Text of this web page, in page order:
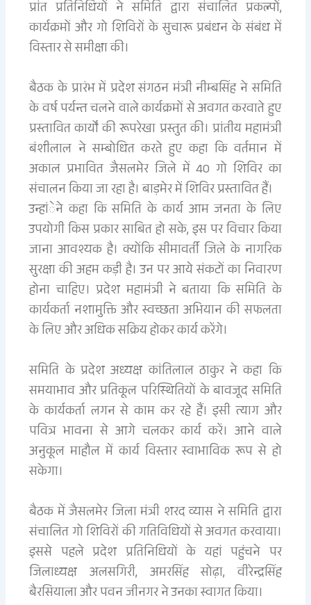
प्रांत प्रतिनिधियों ने समिति द्वारा संचालित प्रकल्पों,
कार्यक्रमों और गो शिविरों के सुचारू प्रबंधन के संबंध में
विस्तार से समीक्षा की।
बैठक के प्रारंभ में प्रदेश संगठन मंत्री नीम्बसिंह ने समिति
के वर्ष पर्यन्त चलने वाले कार्यक्रमों से अवगत करवाते हुए
प्रस्तावित कार्यों की रूपरेखा प्रस्तुत की। प्रांतीय महामंत्री
बंशीलाल ने सम्बोधित करते हुए कहा कि वर्तमान में
अकाल प्रभावित जैसलमेर जिले में 40 गो शिविर का
संचालन किया जा रहा है। बाड़मेर में शिविर प्रस्तावित हैं।
उन्हांेने कहा कि समिति के कार्य आम जनता के लिए
उपयोगी किस प्रकार साबित हो सके, इस पर विचार किया
जाना आवश्यक है। क्योंकि सीमावर्ती जिले के नागरिक
सुरक्षा की अहम कड़ी है। उन पर आये संकटों का निवारण
होना चाहिए। प्रदेश महामंत्री ने बताया कि समिति के
कार्यकर्ता नशामुक्ति और स्वच्छता अभियान की सफलता
के लिए और अधिक सक्रिय होकर कार्य करेंगे।
समिति के प्रदेश अध्यक्ष कांतिलाल ठाकुर ने कहा कि
समयाभाव और प्रतिकूल परिस्थितियों के बावजूद समिति
के कार्यकर्ता लगन से काम कर रहे हैं। इसी त्याग और
पवित्र भावना से आगे चलकर कार्य करें। आने वाले
अनुकूल माहौल में कार्य विस्तार स्वाभाविक रूप से हो
सकेगा।
बैठक में जैसलमेर जिला मंत्री शरद व्यास ने समिति द्वारा
संचालित गो शिविरों की गतिविधियों से अवगत करवाया।
इससे पहले प्रदेश प्रतिनिधियों के यहां पहुंचने पर
जिलाध्यक्ष अलसगिरी, अमरसिंह सोढ़ा, वीरेन्द्रसिंह
बैरसियाला और पवन जीनगर ने उनका स्वागत किया।